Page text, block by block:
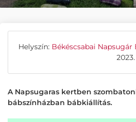
Helyszín: Békéscsabai Napsugár
A Napsugaras kertben
bábszínházban bábkiállítás.